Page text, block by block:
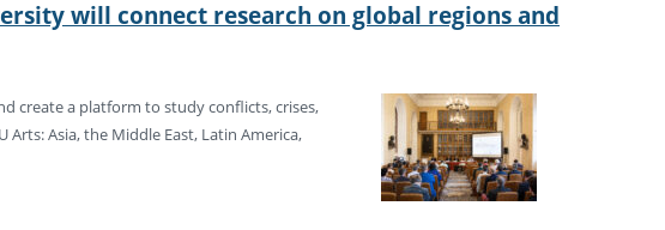
will connect research on global regions and
create a platform to study conflicts, crises,
Asia, the Middle East, Latin America,